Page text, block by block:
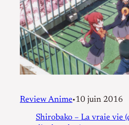
Review Anime•10 juin 2016
Shirobako – La vraie vie